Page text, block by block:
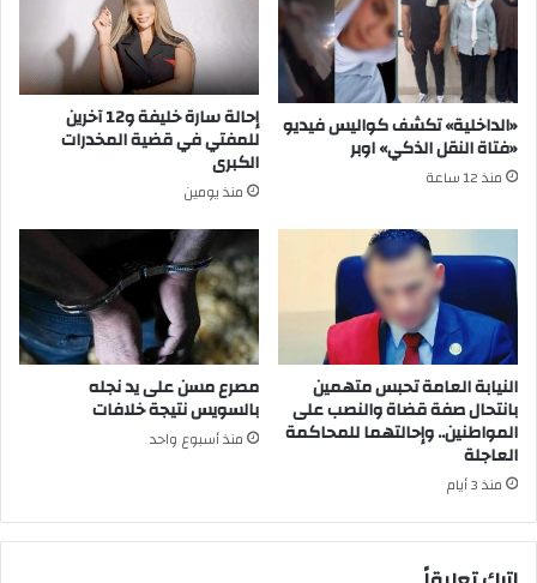
«الداخلية» تكشف كواليس فيديو
«فتاة النقل الذكي» اوبر
منذ 12 ساعة
إحالة سارة خليفة و12 آخرين
للمفتي في قضية المخدرات
الكبرى
منذ يومين
النيابة العامة تحبس متهمين
بانتحال صفة قضاة والنصب على
المواطنين.. وإحالتهما للمحاكمة
العاجلة
منذ 3 أيام
مصرع مسن على يد نجله
بالسويس نتيجة خلافات
منذ أسبوع واحد